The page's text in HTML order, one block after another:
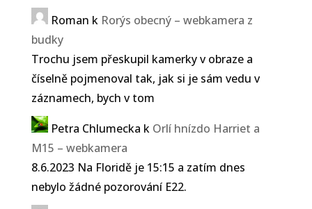
Roman k Rorýs obecný – webkamera z
budky
Trochu jsem přeskupil kamerky v obraze a
číselně pojmenoval tak, jak si je sám vedu v
záznamech, bych v tom
Petra Chlumecka k Orlí hnízdo Harriet a
M15 – webkamera
8.6.2023 Na Floridě je 15:15 a zatím dnes
nebylo žádné pozorování E22.